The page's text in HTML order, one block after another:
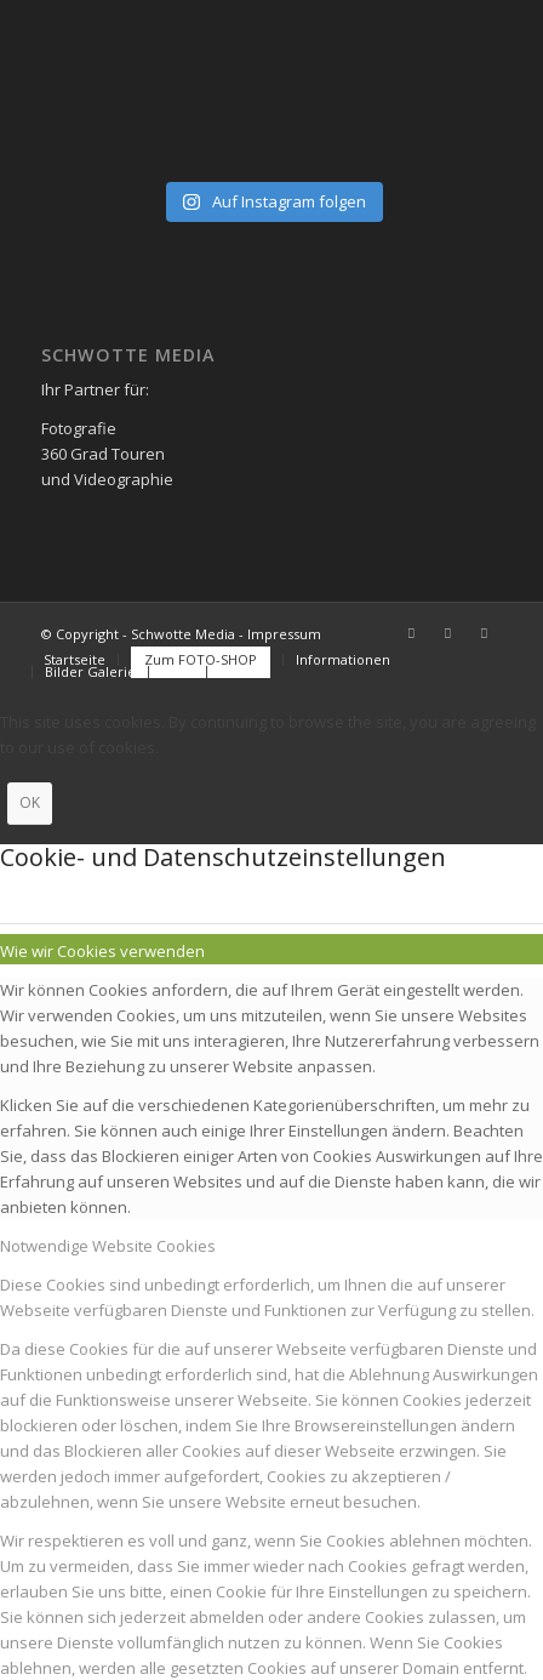
Auf Instagram folgen
SCHWOTTE MEDIA
Ihr Partner für:
Fotografie
360 Grad Touren
und Videographie
© Copyright - Schwotte Media - Impressum
Startseite
Zum FOTO-SHOP Informationen
Bilder Galerie
OK
Cookie- und Datenschutzeinstellungen
Wie wir Cookies verwenden
Wir können Cookies anfordern, die auf Ihrem Gerät eingestellt werden.
Wir verwenden Cookies, um uns mitzuteilen, wenn Sie unsere Websites
besuchen, wie Sie mit uns interagieren, Ihre Nutzererfahrung verbessern
und Ihre Beziehung zu unserer Website anpassen.
Klicken Sie auf die verschiedenen Kategorienüberschriften, um mehr zu
erfahren. Sie können auch einige Ihrer Einstellungen ändern. Beachten
Sie, dass das Blockieren einiger Arten von Cookies Auswirkungen auf Ihre
Erfahrung auf unseren Websites und auf die Dienste haben kann, die wir
anbieten können.
Notwendige Website Cookies
Diese Cookies sind unbedingt erforderlich, um Ihnen die auf unserer
Webseite verfügbaren Dienste und Funktionen zur Verfügung zu stellen.
Da diese Cookies für die auf unserer Webseite verfügbaren Dienste und
Funktionen unbedingt erforderlich sind, hat die Ablehnung Auswirkungen
auf die Funktionsweise unserer Webseite. Sie können Cookies jederzeit
blockieren oder löschen, indem Sie Ihre Browsereinstellungen ändern
und das Blockieren aller Cookies auf dieser Webseite erzwingen. Sie
werden jedoch immer aufgefordert, Cookies zu akzeptieren /
abzulehnen, wenn Sie unsere Website erneut besuchen.
Wir respektieren es voll und ganz, wenn Sie Cookies ablehnen möchten.
Um zu vermeiden, dass Sie immer wieder nach Cookies gefragt werden,
erlauben Sie uns bitte, einen Cookie für Ihre Einstellungen zu speichern.
Sie können sich jederzeit abmelden oder andere Cookies zulassen, um
unsere Dienste vollumfänglich nutzen zu können. Wenn Sie Cookies
ablehnen, werden alle gesetzten Cookies auf unserer Domain entfernt.